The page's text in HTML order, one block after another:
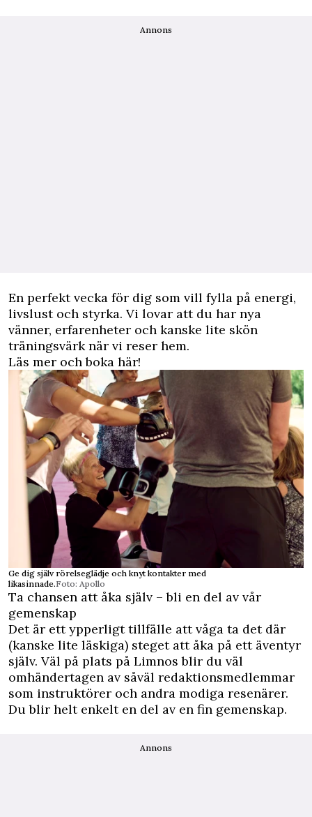
Annons
En perfekt vecka för dig som vill fylla på energi,
livslust och styrka. Vi lovar att du har nya
vänner, erfarenheter och kanske lite skön
träningsvärk när vi reser hem.
Läs mer och boka här!
Ge dig själv rörelseglädje och knyt kontakter med
likasinnade.Foto: Apollo
Ta chansen att åka själv – bli en del av vår
gemenskap
Det är ett ypperligt tillfälle att våga ta det där
(kanske lite läskiga) steget att åka på ett äventyr
själv. Väl på plats på Limnos blir du väl
omhändertagen av såväl redaktionsmedlemmar
som instruktörer och andra modiga resenärer.
Du blir helt enkelt en del av en fin gemenskap.
Annons